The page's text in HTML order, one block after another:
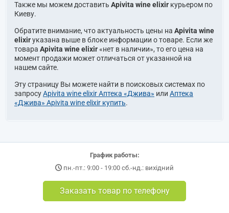
Также мы можем доставить Apivita wine elixir курьером по
Киеву.
Обратите внимание, что актуальность цены на Apivita wine
elixirуказана выше в блоке информации о товаре. Если же
товара Apivita wine elixir«нет в наличии», то его цена на
момент продажи может отличаться от указанной на
нашем сайте.
Эту страницу Вы можете найти в поисковых системах по
запросуApivita wine elixir Аптека «Джива» или Аптека
«Джива» Apivita wine elixir купить.
График работы:
пн.-пт.: 9:00 - 19:00 сб.-нд.: вихідний
Заказать товар по телефону